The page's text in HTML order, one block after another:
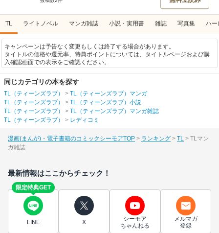
TL ライトノベル マンガ雑誌 小説・実用書 雑誌 写真集 ハー
キャンペーンは予告なく変更もしくは終了する場合があります。
タイトルの価格や還元率、特典ポイントについては、タイトルページおよび購
入確認画面での表示をご確認ください。
同じカテゴリの本を探す
TL（ティーンズラブ） > TL（ティーンズラブ）マンガ
TL（ティーンズラブ） > TL（ティーンズラブ）小説
TL（ティーンズラブ） > TL（ティーンズラブ）マンガ雑誌
TL（ティーンズラブ） > レディコミ
漫画(まんが)・電子書籍のコミックシーモアTOP ランキング TL
TLマン
ガ雑誌
最新情報はここからチェック！
限定特典GET
LINE X
シーモア
ちゃんねる
メルマガ
登録